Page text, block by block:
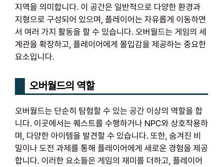
지역을 의미합니다. 이 공간은 일반적으로 다양한 환경과
지형으로 구성되어 있으며, 플레이어는 자유롭게 이동하면
서 여러 가지 활동을 할 수 있습니다. 오버월드는 게임의 세
계관을 확장하고, 플레이어에게 몰입감을 제공하는 중요한
요소입니다.
오버월드의 역할
오버월드는 단순히 탐험할 수 있는 공간 이상의 역할을 합
니다. 이곳에서는 퀘스트를 수행하거나 NPC와 상호작용하
며, 다양한 아이템을 발견할 수 있습니다. 또한, 숨겨진 비
밀이나 도전 과제를 통해 플레이어에게 새로운 경험을 제공
합니다. 이러한 요소들은 게임의 재미를 더하고, 플레이어